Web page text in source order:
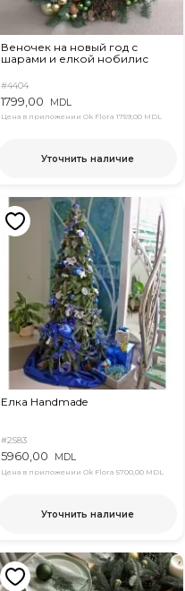
Веночек на новый год с
шарами и елкой нобилис
#4404
1799,00 MDL
Цена в приложении Ok Flora 1759,00 MDL
Уточнить наличие
Елка Handmade
#2583
5960,00 MDL
Цена в приложении Ok Flora 5700,00 MDL
Уточнить наличие